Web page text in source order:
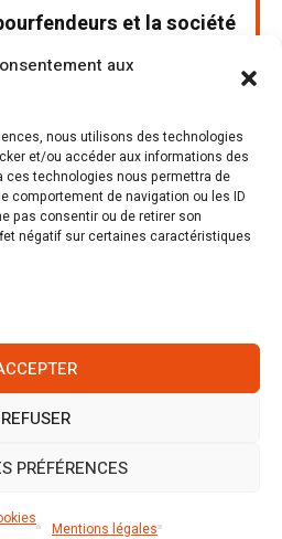
aux
nous utilisons des technologies
et/ou accéder aux informations des
ces technologies nous permettra de
comportement de navigation ou les ID
pas consentir ou de retirer son
négatif sur certaines caractéristiques
REFUSER
PRÉFÉRENCES
Mentions légales
et la société
un commentaire.
Politique de cookies (UE)
réservés